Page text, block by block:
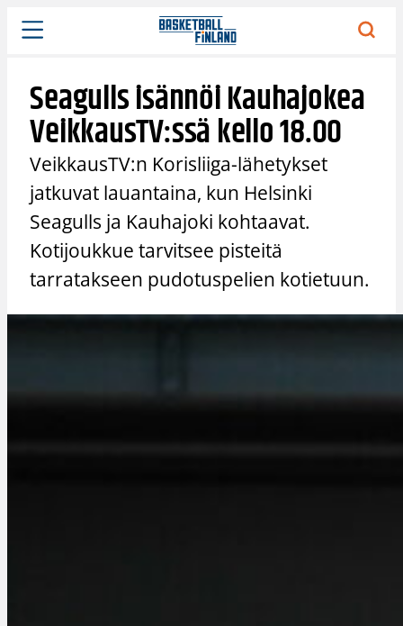
Siirry
sisältöön
Seagulls isännöi Kauhajokea
VeikkausTV:ssä kello 18.00
VeikkausTV:n Korisliiga-lähetykset
jatkuvat lauantaina, kun Helsinki
Seagulls ja Kauhajoki kohtaavat.
Kotijoukkue tarvitsee pisteitä
tarratakseen pudotuspelien kotietuun.